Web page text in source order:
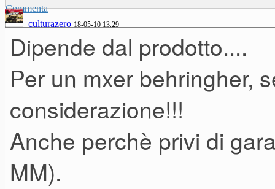
Commenta
culturazero 18-05-10 13.29
Dipende dal prodotto....
Per un mxer behringher,
considerazione!!!
Anche perchè privi di
MM).